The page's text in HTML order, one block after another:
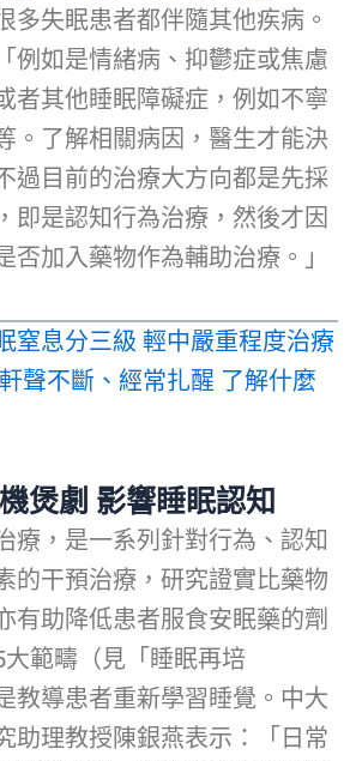
多失眠患者都伴隨其他疾病。
例如是情緒病、抑鬱症或焦慮
者其他睡眠障礙症，例如不寧
。了解相關病因，醫生才能決
過目前的治療大方向都是先採
即是認知行為治療，然後才因
否加入藥物作為輔助治療。」
窒息分三級 輕中嚴重程度治療
聲不斷、經常扎醒 了解什麼
煲劇 影響睡眠認知
療，是一系列針對行為、認知
的干預治療，研究證實比藥物
有助降低患者服食安眠藥的劑
範疇（見「睡眠再培
教導患者重新學習睡覺。中大
助理教授陳銀燕表示：「日常